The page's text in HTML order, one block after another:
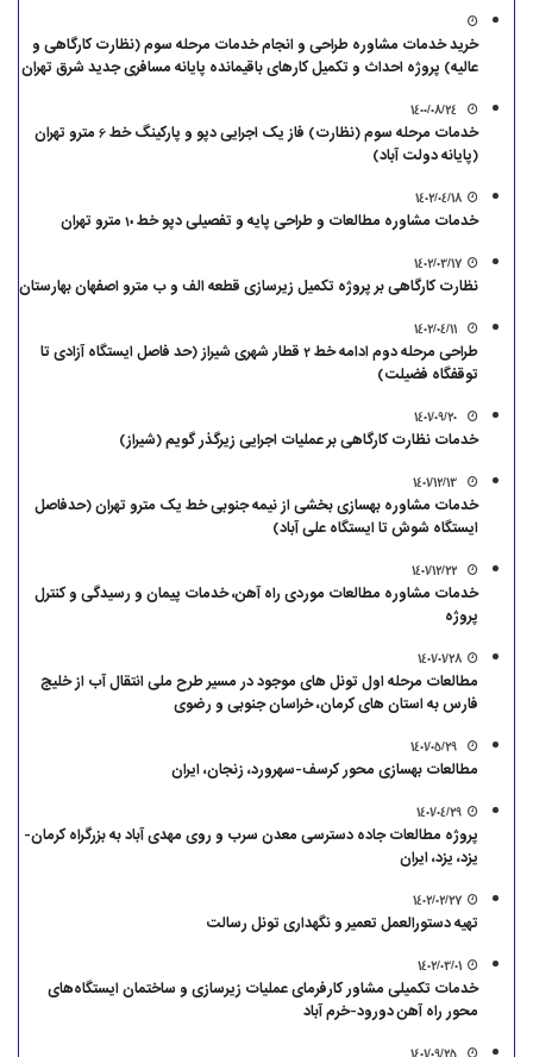
خرید خدمات مشاوره طراحی و انجام خدمات مرحله سوم (نظارت کارگاهی و
عالیه) پروژه احداث و تکمیل کارهای باقیمانده پایانه مسافری جدید شرق تهران
خدمات مرحله سوم (نظارت) فاز یک اجرایی دپو و پارکینگ خط 6 مترو تهران
(پایانه دولت آباد)
1402/04/18
خدمات مشاوره مطالعات و طراحی پایه و تفصیلی دپو خط 10 مترو تهران
1402/03/17
نظارت کارگاهی بر پروژه تکمیل زیرسازی قطعه الف و ب مترو اصفهان بهارستان
طراحی مرحله دوم ادامه خط 2 قطار شهری شیراز (حد فاصل ایستگاه آزادی تا
توقفگاه فضیلت)
خدمات نظارت کارگاهی بر عملیات اجرایی زیرگذر گویم (شیراز)
خدمات مشاوره بهسازی بخشی از نیمه جنوبی خط یک مترو تهران (حدفاصل
ایستگاه شوش تا ایستگاه علی آباد)
خدمات مشاوره مطالعات موردی راه آهن، خدمات پیمان و رسیدگی و کنترل
پروژه
1401/01/28
مطالعات مرحله اول تونل های موجود در مسیر طرح ملی انتقال آب از خلیج
فارس به استان های کرمان، خراسان جنوبی و رضوی
مطالعات بهسازی محور کرسف-سهرورد، زنجان، ایران
1401/04/29
پروژه مطالعات جاده دسترسی معدن سرب و روی مهدی آباد به بزرگراه کرمان-
یزد، یزد، ایران
1402/02/27
تهیه دستورالعمل تعمیر و نگهداری تونل رسالت
1402/03/01
خدمات تکمیلی مشاور کارفرمای عملیات زیرسازی و ساختمان ایستگاه‌های
محور راه آهن دورود-خرم ‌آباد